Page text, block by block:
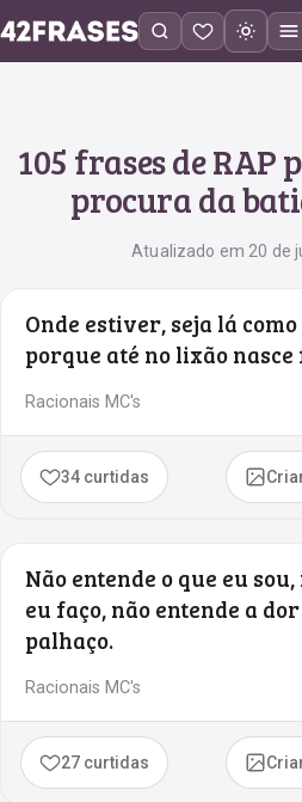
105 frases de RAP
procura da
Atualizado em 20 de
Onde estiver, seja lá
porque até no lixão nasce
Racionais MC's
34 curtidas
Não entende o que eu
eu faço, não entende a
palhaço.
Racionais MC's
27 curtidas